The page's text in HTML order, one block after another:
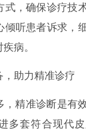
式，确保诊疗技
倾听患者诉求，
病。
，助力精准诊疗
，精准诊断是有
多套符合现代